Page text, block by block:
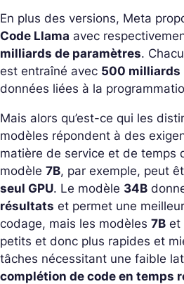
En plus des versions, Meta
Code Llama avec
milliards de paramètres.
est entraîné avec 500 milliards
données liées à la
Mais alors qu’est-ce qui les
modèles répondent à des
matière de service et de temps
modèle 7B, par exemple, peut
seul GPU. Le modèle 34B
résultats et permet une
codage, mais les modèles 7B et
petits et donc plus rapides et
tâches nécessitant une faible
complétion de code en temps